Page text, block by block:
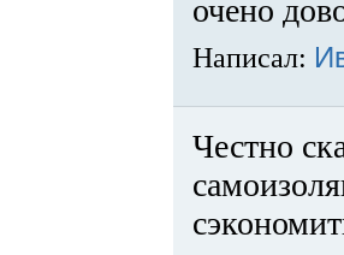
очено
Написал:
Честно